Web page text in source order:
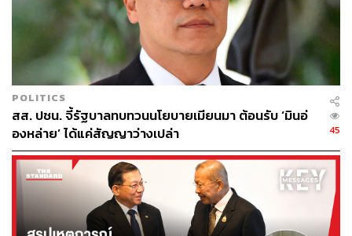
ณัฐพงษ์ระบุว่า รัฐมนตรีว่าการกระทรวงดิจิทัลเพื่อเศรษฐกิจ
และสังคม รวมถึงรัฐมนตรีประจำสำนักนายกรัฐมนตรี ได้
แถลงวิสัยทัศน์มากมายเกี่ยวกับรัฐบาลดิจิทัล แต่วันนี้รัฐบาล
ต่างๆ ทั่วโลก ไม่ได้แข่งกันเป็นรัฐบาลดิจิทัล แต่กำลังแข่งกัน
เป็นรัฐแพลตฟอร์ม เพื่อส่งเสริมผู้ประกอบการทุกคน ทำหน้าที่
เป็นชานชาลาส่งเสริมผู้ประกอบการทุกคน ไม่ว่าคนตัวเล็กตัว
น้อย นี่เป็นโครงสร้างพื้นฐานที่รัฐต้องลงทุนในอนาคต เพื่อ
สร้างโอกาสในการเติบโต
ณัฐพงษ์ยังเสนอให้ใช้ร่างของพรรคประชาชนเป็นร่างหลักใน
การพิจารณา เพราะยืนยันว่า สิ่งที่เราคิดมานั้นเป็นสิ่งที่ทำได้
และยึดโยงกับประชาชนมากที่สุด รวมถึงข้อห่วงใยเรื่องการ
POLITICS
สส. ปชน. จี้รัฐบาลทบทวนนโยบายเมียนมา ต้อนรับ ‘มินอ่
องหล่าย’ ได้แค่สัญญาว่างเปล่า
45